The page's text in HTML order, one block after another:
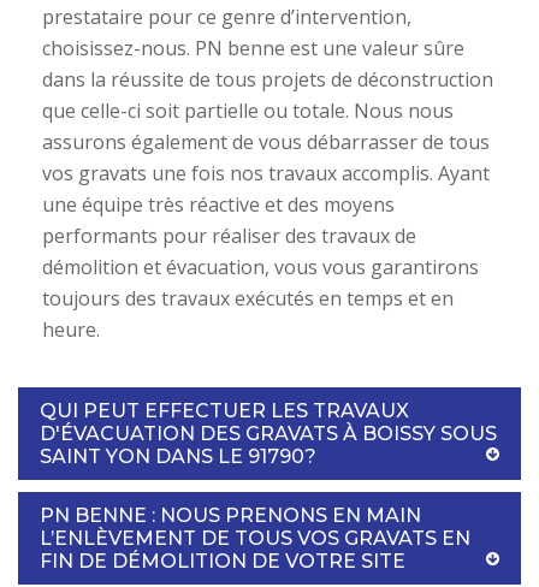
prestataire pour ce genre d’intervention,
choisissez-nous. PN benne est une valeur sûre
dans la réussite de tous projets de déconstruction
que celle-ci soit partielle ou totale. Nous nous
assurons également de vous débarrasser de tous
vos gravats une fois nos travaux accomplis. Ayant
une équipe très réactive et des moyens
performants pour réaliser des travaux de
démolition et évacuation, vous vous garantirons
toujours des travaux exécutés en temps et en
heure.
QUI PEUT EFFECTUER LES TRAVAUX
D'ÉVACUATION DES GRAVATS À BOISSY SOUS
SAINT YON DANS LE 91790?
PN BENNE : NOUS PRENONS EN MAIN
L’ENLÈVEMENT DE TOUS VOS GRAVATS EN
FIN DE DÉMOLITION DE VOTRE SITE